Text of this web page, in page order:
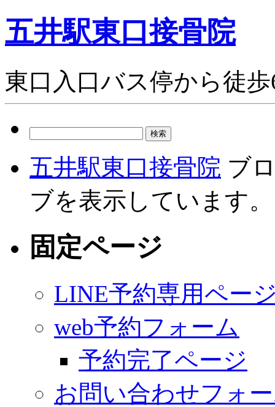
五井駅東口接骨院
東口入口バス停から徒
五井駅東口接骨院 ブ
ブを表示しています。
固定ページ
LINE予約専用ペー
web予約フォーム
予約完了ページ
お問い合わせフォ